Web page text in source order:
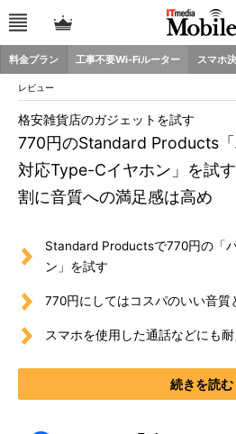
料金プラン 工事不要Wi-Fiルーター スマホ
レビュー
770円のStandard Products
対応Type-Cイヤホン」を試
割に音質への満足感は高め
格安雑貨店のガジェットを試す
Standard Productsで770円の「
ン」を試す
770円にしてはコスパのいい音質
スマホを使用した通話などにも
続きを読む